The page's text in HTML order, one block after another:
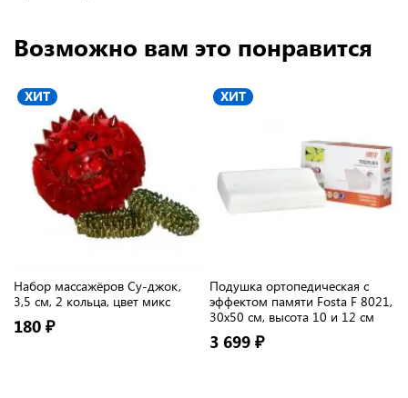
Возможно вам это понравится
ХИТ
Набор массажёров Су-джок,
3,5 см, 2 кольца, цвет микс
180 ₽
ХИТ
Подушка ортопедическая с
эффектом памяти Fosta F 8021,
30х50 см, высота 10 и 12 см
3 699 ₽